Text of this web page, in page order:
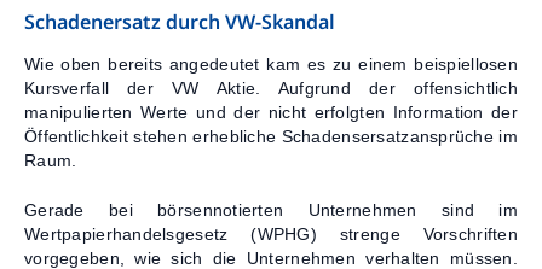
Schadenersatz durch VW-Skandal
Wie oben bereits angedeutet kam es zu einem beispiellosen
Kursverfall der VW Aktie. Aufgrund der offensichtlich
manipulierten Werte und der nicht erfolgten Information der
Öffentlichkeit stehen erhebliche Schadensersatzansprüche im
Raum.
Gerade bei börsennotierten Unternehmen sind im
Wertpapierhandelsgesetz (WPHG) strenge Vorschriften
vorgegeben, wie sich die Unternehmen verhalten müssen.